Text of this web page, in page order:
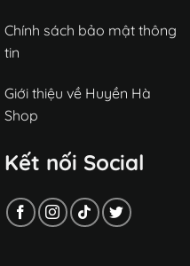
Chính sách bảo mật thông
tin
Giới thiệu về Huyền Hà
Shop
Kết nối Social